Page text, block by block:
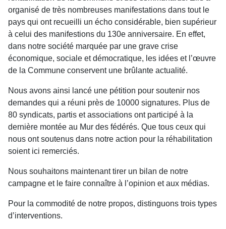
organisé de très nombreuses manifestations dans tout le
pays qui ont recueilli un écho considérable, bien supérieur
à celui des manifestions du 130e anniversaire. En effet,
dans notre société marquée par une grave crise
économique, sociale et démocratique, les idées et l’œuvre
de la Commune conservent une brûlante actualité.
Nous avons ainsi lancé une pétition pour soutenir nos
demandes qui a réuni près de 10000 signatures. Plus de
80 syndicats, partis et associations ont participé à la
dernière montée au Mur des fédérés. Que tous ceux qui
nous ont soutenus dans notre action pour la réhabilitation
soient ici remerciés.
Nous souhaitons maintenant tirer un bilan de notre
campagne et le faire connaître à l’opinion et aux médias.
Pour la commodité de notre propos, distinguons trois types
d’interventions.